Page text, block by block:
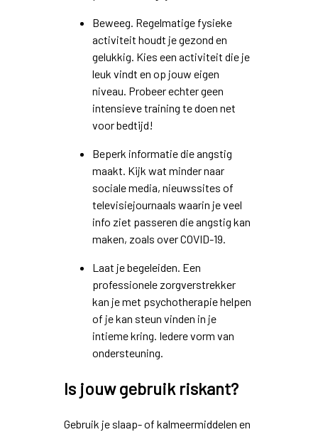
Beweeg. Regelmatige fysieke
activiteit houdt je gezond en
gelukkig. Kies een activiteit die je
leuk vindt en op jouw eigen
niveau. Probeer echter geen
intensieve training te doen net
voor bedtijd!
Beperk informatie die angstig
maakt. Kijk wat minder naar
sociale media, nieuwssites of
televisiejournaals waarin je veel
info ziet passeren die angstig kan
maken, zoals over COVID-19.
Laat je begeleiden. Een
professionele zorgverstrekker
kan je met psychotherapie helpen
of je kan steun vinden in je
intieme kring. Iedere vorm van
ondersteuning.
Is jouw gebruik riskant?
Gebruik je slaap- of kalmeermiddelen en